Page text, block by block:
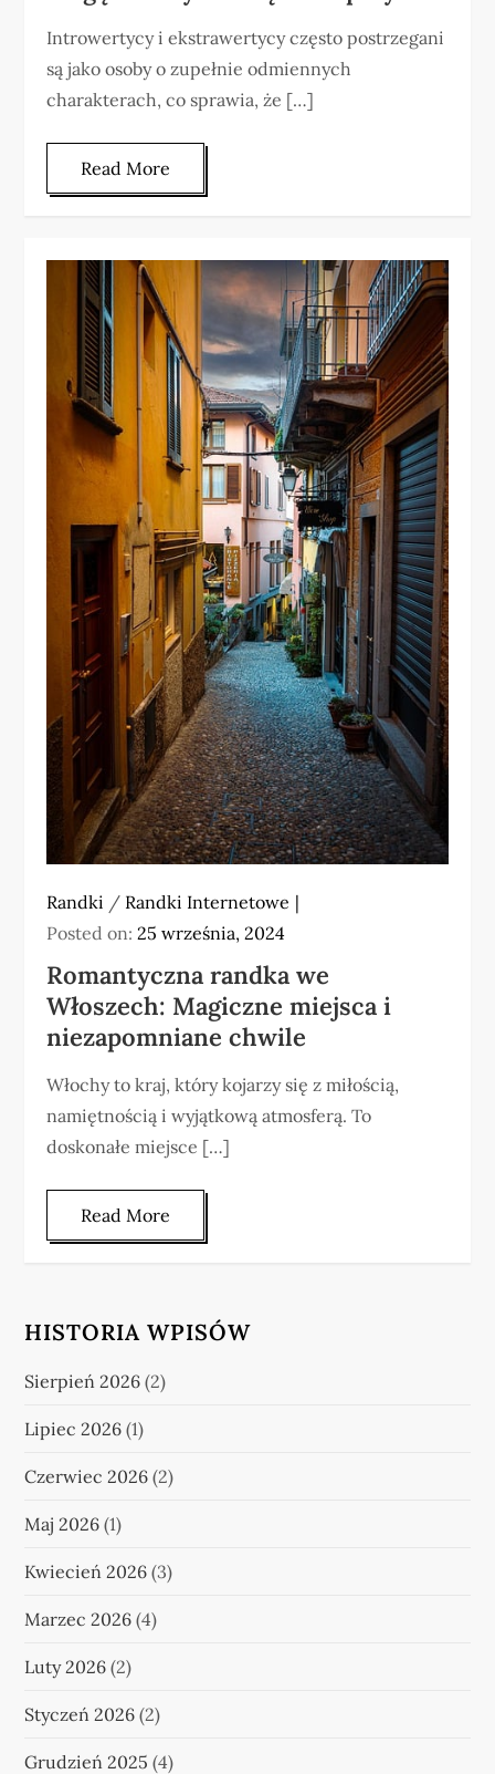
Introwertycy i ekstrawertycy często postrzegani
są jako osoby o zupełnie odmiennych
charakterach, co sprawia, że […]
Read More
Randki / Randki Internetowe
Posted on:25 września, 2024
Romantyczna randka we
Włoszech: Magiczne miejsca i
niezapomniane chwile
Włochy to kraj, który kojarzy się z miłością,
namiętnością i wyjątkową atmosferą. To
doskonałe miejsce […]
Read More
HISTORIA WPISÓW
Sierpień 2026 (2)
Lipiec 2026 (1)
Czerwiec 2026 (2)
Maj 2026 (1)
Kwiecień 2026 (3)
Marzec 2026 (4)
Luty 2026 (2)
Styczeń 2026 (2)
Grudzień 2025 (4)